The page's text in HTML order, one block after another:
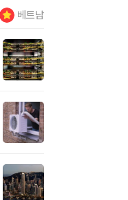
베트남